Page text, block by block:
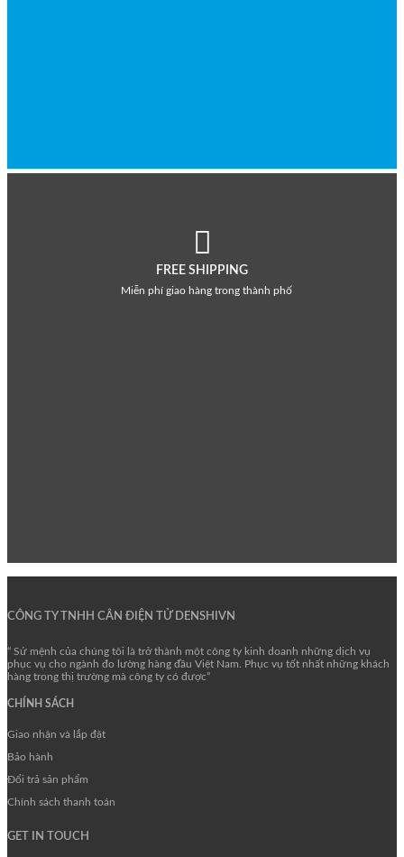
FREE SHIPPING
Miễn phí giao hàng trong thành phố
CÔNG TY TNHH CÂN ĐIỆN TỬ DENSHIVN
“ Sứ mệnh của chúng tôi là trở thành một công ty kinh doanh những dịch vụ
phục vụ cho ngành đo lường hàng đầu Việt Nam. Phục vụ tốt nhất những khách
hàng trong thị trường mà công ty có được”
CHÍNH SÁCH
Giao nhận và lắp đặt
Bảo hành
Đổi trả sản phẩm
Chính sách thanh toán
GET IN TOUCH